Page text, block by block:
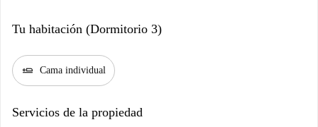
Tu habitación (Dormitorio 3)
airline_seat_flat Cama individual
Servicios de la propiedad